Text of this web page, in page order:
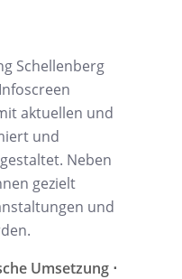
Schellenberg
aktuellen und
und
Neben
gezielt
und
Umsetzung ⋅